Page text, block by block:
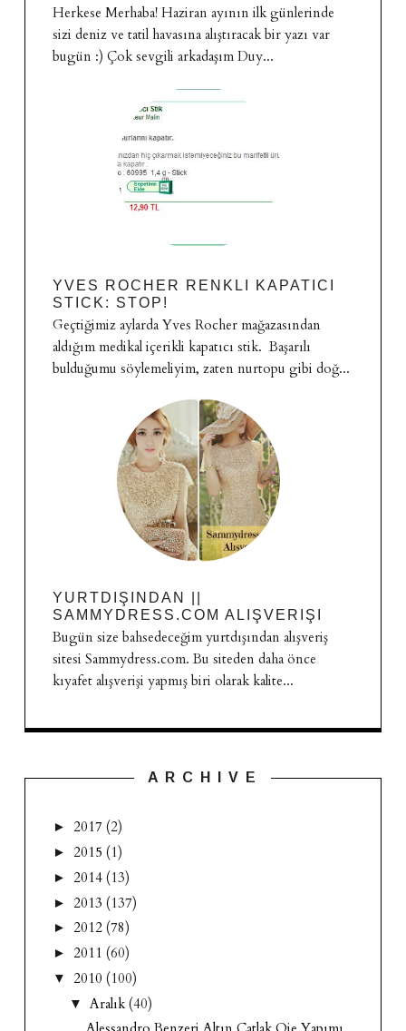
Herkese Merhaba! Haziran ayının ilk günlerinde
sizi deniz ve tatil havasına alıştıracak bir yazı var
bugün :) Çok sevgili arkadaşım Duy...
YVES ROCHER RENKLI KAPATICI
STICK: STOP!
Geçtiğimiz aylarda Yves Rocher mağazasından
aldığım medikal içerikli kapatıcı stik. Başarılı
bulduğumu söylemeliyim, zaten nurtopu gibi doğ...
YURTDIŞINDAN ||
SAMMYDRESS.COM ALIŞVERIŞI
Bugün size bahsedeceğim yurtdışından alışveriş
sitesi Sammydress.com. Bu siteden daha önce
kıyafet alışverişi yapmış biri olarak kalite...
A R C H I V E
► 2017 (2)
► 2015 (1)
► 2014 (13)
► 2013 (137)
► 2012 (78)
► 2011 (60)
▼ 2010 (100)
▼ Aralık (40)